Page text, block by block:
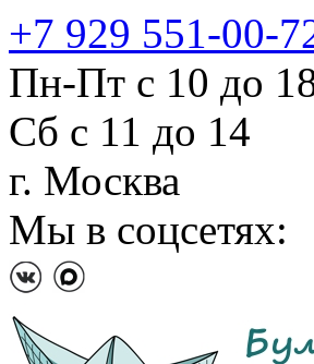
+7 929 551-00-
Пн-Пт с 10 до
Сб с 11 до 14
г. Москва
Мы в соцсетях: